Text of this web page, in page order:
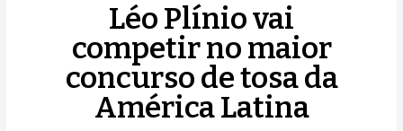
Léo Plínio vai
competir no maior
concurso de tosa da
América Latina